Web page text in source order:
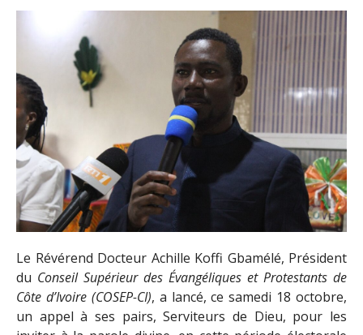
Le Révérend Docteur Achille Koffi Gbamélé, Président
du Conseil Supérieur des Évangéliques et Protestants de
Côte d’Ivoire (COSEP-CI), a lancé, ce samedi 18 octobre,
un appel à ses pairs, Serviteurs de Dieu, pour les